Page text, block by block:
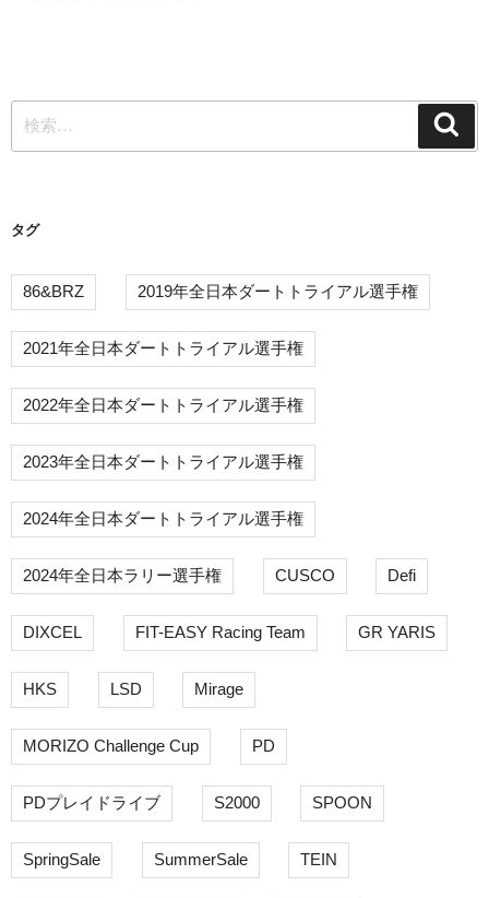
シ
ョ
索:
タグ
86&BRZ 2019年全日本ダートトライアル選手権
2021年全日本ダートトライアル選手権
2022年全日本ダートトライアル選手権
2023年全日本ダートトライアル選手権
2024年全日本ダートトライアル選手権
2024年全日本ラリー選手権 CUSCO Defi
DIXCEL FIT-EASY Racing Team GR YARIS
HKS LSD Mirage
MORIZO Challenge Cup PD
PDプレイドライブ S2000 SPOON
SpringSale SummerSale TEIN